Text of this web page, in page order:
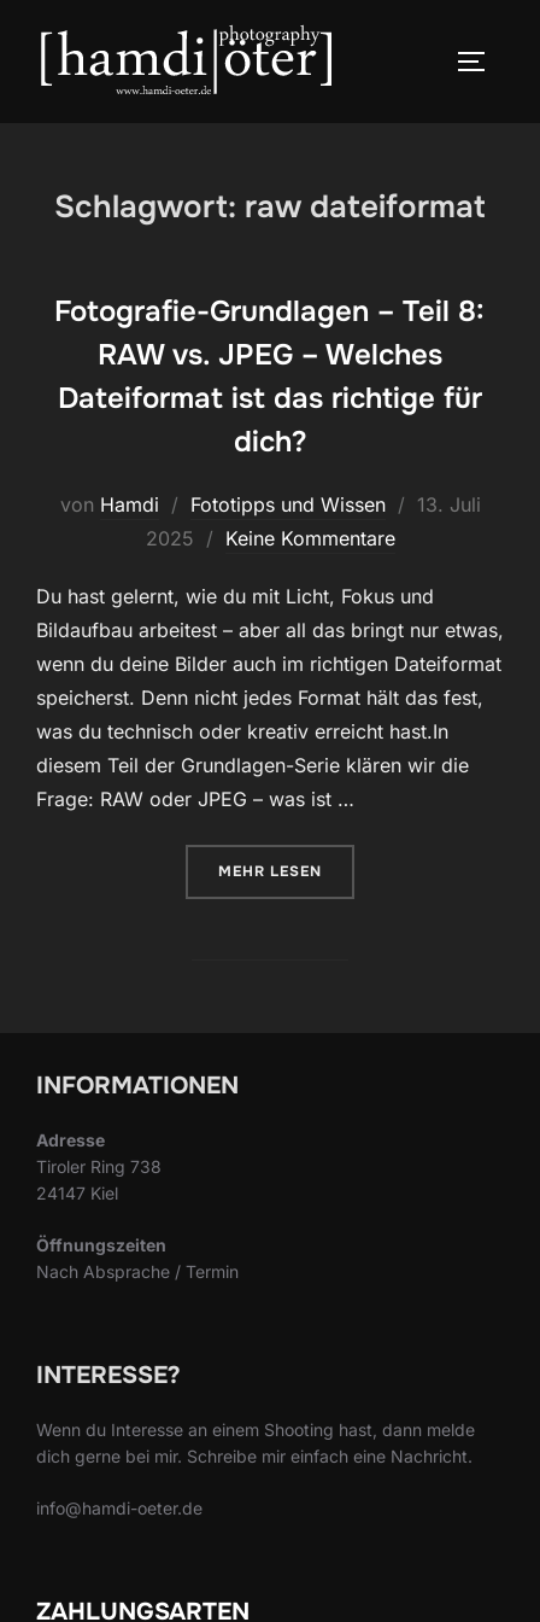
springen
Schlagwort: raw dateiformat
Fotografie-Grundlagen – Teil 8:
RAW vs. JPEG – Welches
Dateiformat ist das richtige für
dich?
von Hamdi Fototipps und Wissen
Veröffentlicht
13. Juli
2025
Keine Kommentare
Du hast gelernt, wie du mit Licht, Fokus und
Bildaufbau arbeitest – aber all das bringt nur etwas,
wenn du deine Bilder auch im richtigen Dateiformat
speicherst. Denn nicht jedes Format hält das fest,
was du technisch oder kreativ erreicht hast.In
diesem Teil der Grundlagen-Serie klären wir die
Frage: RAW oder JPEG – was ist …
MEHR ÜBER „FOTOGRAFIE-
LESEN
INFORMATIONEN
Adresse
Tiroler Ring 738
24147 Kiel
Öffnungszeiten
Nach Absprache / Termin
INTERESSE?
Wenn du Interesse an einem Shooting hast, dann melde
dich gerne bei mir. Schreibe mir einfach eine Nachricht.
info@hamdi-oeter.de
ZAHLUNGSARTEN